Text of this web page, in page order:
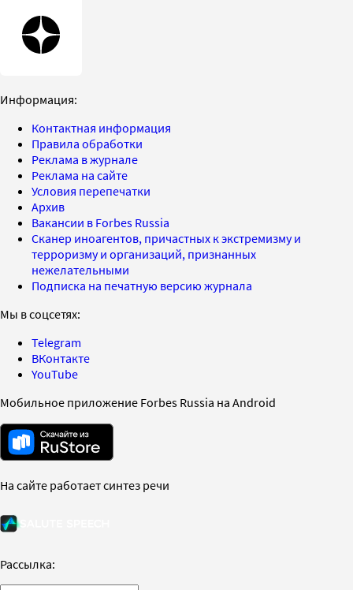
Информация:
Контактная информация
Правила обработки
Реклама в журнале
Реклама на сайте
Условия перепечатки
Архив
Вакансии в Forbes Russia
Сканер иноагентов, причастных к экстремизму и
терроризму и организаций, признанных
нежелательными
Подписка на печатную версию журнала
Мы в соцсетях:
Telegram
ВКонтакте
YouTube
Мобильное приложение Forbes Russia на Android
На сайте работает синтез речи
Рассылка: